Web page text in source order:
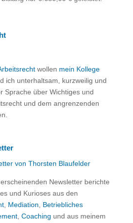
wollen mein Kollege
ich unterhaltsam, kurzweilig und
Sprache über Wichtiges und
und dem angrenzenden
Newsletter berichte
und Kurioses aus den
, Mediation
Betriebliches
, Coaching und aus meinem